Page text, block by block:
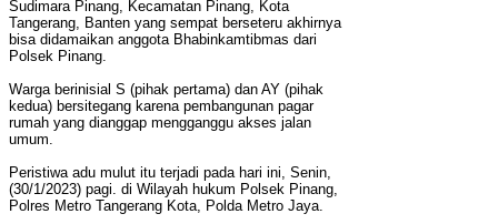
Sudimara Pinang, Kecamatan Pinang, Kota
Tangerang, Banten yang sempat berseteru akhirnya
bisa didamaikan anggota Bhabinkamtibmas dari
Polsek Pinang.
Warga berinisial S (pihak pertama) dan AY (pihak
kedua) bersitegang karena pembangunan pagar
rumah yang dianggap mengganggu akses jalan
umum.
Peristiwa adu mulut itu terjadi pada hari ini, Senin,
(30/1/2023) pagi. di Wilayah hukum Polsek Pinang,
Polres Metro Tangerang Kota, Polda Metro Jaya.